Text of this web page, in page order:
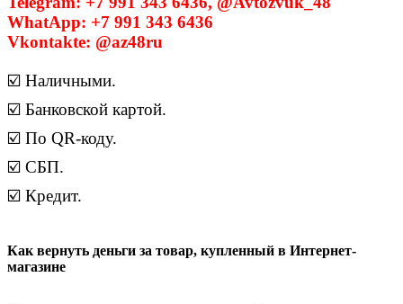
WhatApp: +7 991 343 6436
Vkontakte: @az48ru
☑️ Наличными.
☑️ Банковской картой.
☑️ По QR-коду.
☑️ СБП.
☑️ Кредит.
Как вернуть деньги за товар, купленный в Интернет-
магазине